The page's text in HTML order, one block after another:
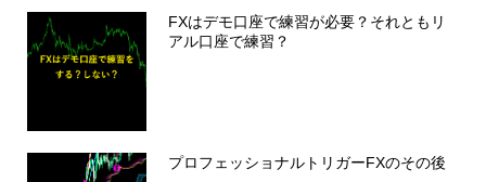
FXはデモ口座で練習が必要？それともリ
アル口座で練習？
プロフェッショナルトリガーFXのその後